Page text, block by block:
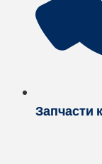
Запчасти